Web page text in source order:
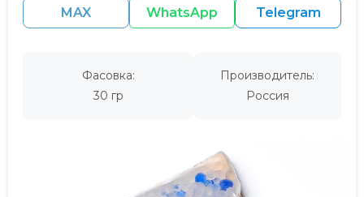
MAX WhatsApp Telegram
Фасовка:
30 гр
Производитель:
Россия